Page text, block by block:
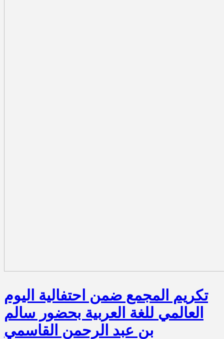
تكريم المجمع ضمن احتفالية اليوم
العالمي للغة العربية بحضور سالم
بن عبد الرحمن القاسمي